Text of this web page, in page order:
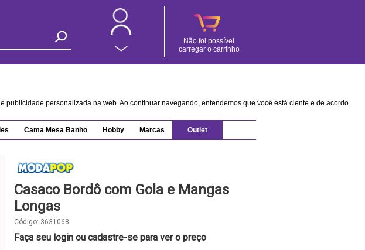
Não foi possível
carregar o carrinho
personalizada na web. Ao continuar navegando, entendemos que você está ciente e de acordo.
Cama Mesa Banho Hobby Marcas Outlet
Casaco Bordô com Gola e Mangas
Longas
Código: 3631068
Faça seu login ou cadastre-se para ver o preço